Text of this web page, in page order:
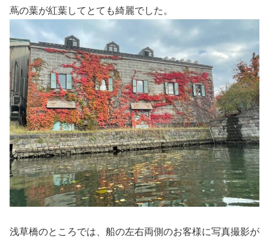
蔦の葉が紅葉してとても綺麗でした。
浅草橋のところでは、船の左右両側のお客様に写真撮影が